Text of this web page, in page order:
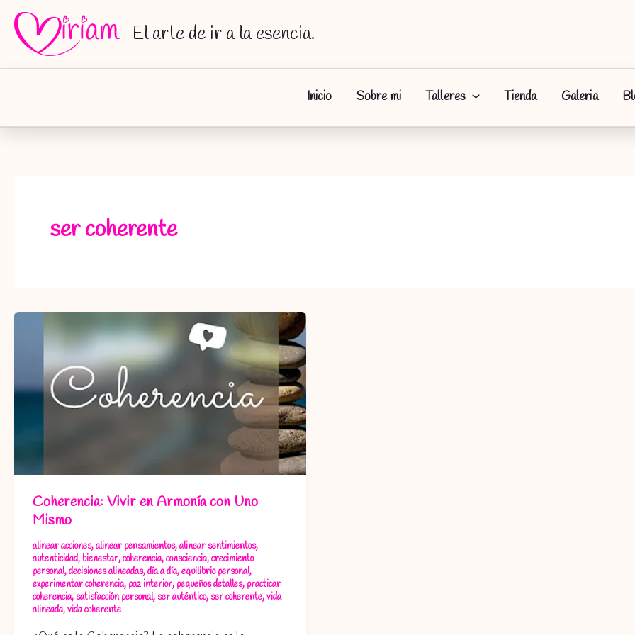
contenido
El arte de ir a la esencia.
Inicio Sobre mi Talleres Tienda Galeria
ser coherente
Coherencia: Vivir en Armonía con Uno
Mismo
alinear acciones,alinear pensamientos,alinear sentimientos,
autenticidad, bienestar,coherencia,consciencia,crecimiento
personal,decisiones alineadas,día a día,equilibrio personal,
experimentar coherencia, paz interior, pequeños detalles, practicar
coherencia, satisfacción personal, ser auténtico, ser coherente,vida
alineada,vida coherente